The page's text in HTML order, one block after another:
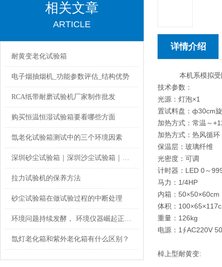
相关文章
ARTICLE
耐黄变老化试验箱
电子烟抽烟机_功能参数评估_结构优势
RCA纸带耐磨试验机厂家制作批发
购买恒温恒湿试验箱要看哪些方面
氙老化试验箱测试中的三个环境因素
深圳砂尘试验箱｜深圳沙尘试验箱｜深圳防尘测试机的技术参数！
拉力试验机的保养方法
砂尘试验箱在做试验过程的中断处理
环境问题持续发酵， 环境仪器崛起正当时
氙灯老化箱和紫外老化箱有什么区别？
详情介绍
本机系模拟受阳
技术参数：
光源：灯泡×1
置试料盘：ф30cm
加热方式：常温～
加热方式：热风循环
保温层：玻璃纤维
光密度：可调
计时器：LED 0～
马力：1/4HP
内箱：50×50×60cm
体积：
重量：126kg
电源：1∮AC220V
棹上型耐黄变: